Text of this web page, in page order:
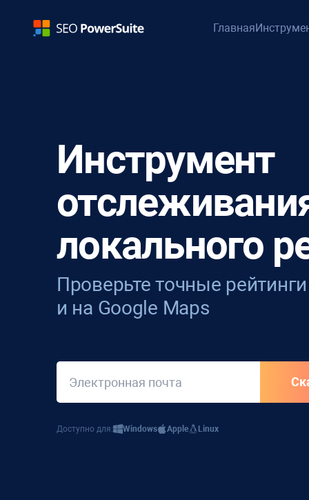
Главная
Инструмент
локального
Проверьте точные
и на Google Maps
Доступно для: Windows Apple Linux